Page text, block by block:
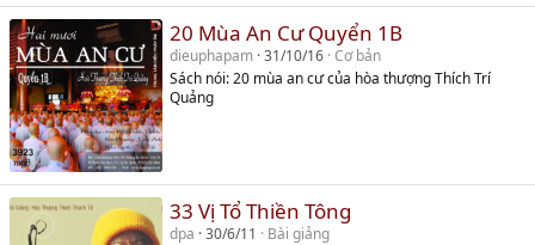
20 Mùa An Cư Quyển 1B
dieuphapam 31/10/16 Cơ bản
Sách nói: 20 mùa an cư của hòa thượng Thích Trí
Quảng
33 Vị Tổ Thiền Tông
dpa 30/6/11
Bài giảng